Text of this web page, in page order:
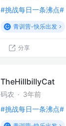
#挑战每日一条沸点#
青训营-快乐出发
分享
TheHillbillyCat
码农 · 3年前
#挑战每日一条沸点#